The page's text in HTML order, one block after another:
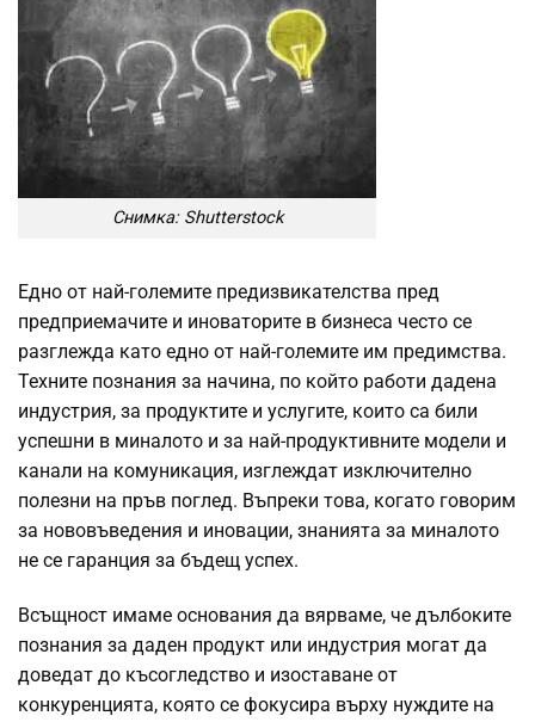
Снимка: Shutterstock
Едно от най-големите предизвикателства пред
предприемачите и иноваторите в бизнеса често се
разглежда като едно от най-големите им предимства.
Техните познания за начина, по който работи дадена
индустрия, за продуктите и услугите, които са били
успешни в миналото и за най-продуктивните модели и
канали на комуникация, изглеждат изключително
полезни на пръв поглед. Въпреки това, когато говорим
за нововъведения и иновации, знанията за миналото
не се гаранция за бъдещ успех.
Всъщност имаме основания да вярваме, че дълбоките
познания за даден продукт или индустрия могат да
доведат до късогледство и изоставане от
конкуренцията, която се фокусира върху нуждите на